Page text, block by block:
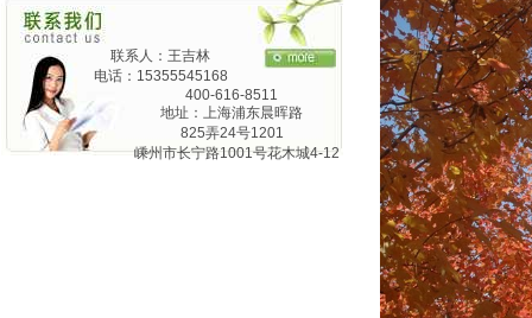
联系人：王吉林
电话：15355545168
400-616-8511
地址：上海浦东晨晖路
825弄24号1201
嵊州市长宁路1001号花木城4-12